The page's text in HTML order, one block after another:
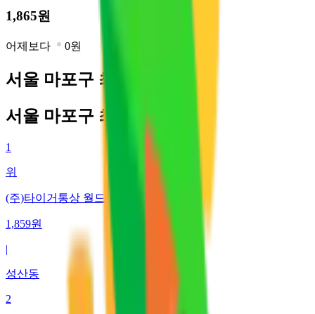
1,865원
어제보다 0원
서울 마포구 최저가 주유소
서울 마포구 최저가 주유소
1
위
(주)타이거통상 월드컵주유소
1,859원
|
성산동
2